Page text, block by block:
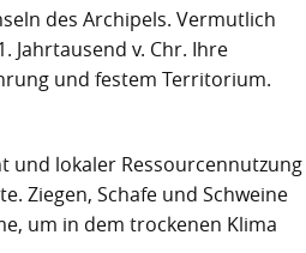
des Archipels. Vermutlich
Jahrtausend v. Chr. Ihre
und festem Territorium.
und lokaler Ressourcennutzung
Ziegen, Schafe und Schweine
um in dem trockenen Klima